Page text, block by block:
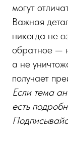
могут
Важная
никогда не
обратное —
а не
получает
Если тема
есть